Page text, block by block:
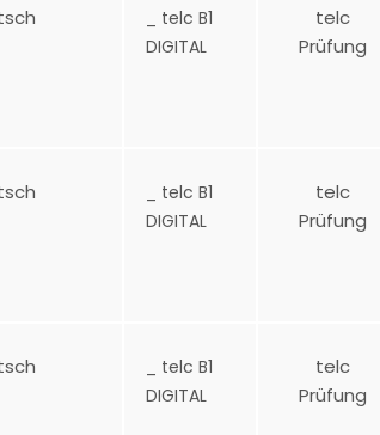
_ telc B1
DIGITAL
telc
Prüfung
_ telc B1
DIGITAL
telc
Prüfung
_ telc B1
DIGITAL
telc
Prüfung